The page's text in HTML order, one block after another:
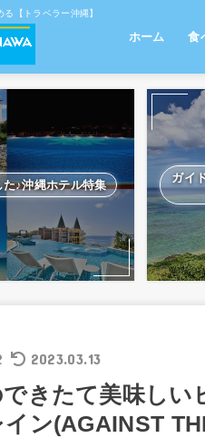
【トラベラー沖縄】
ホーム 食
南
那
中
北
離
♪沖縄ホテル特集 ガイ
2023.03.13
きたて美味しい
ン(AGAINST